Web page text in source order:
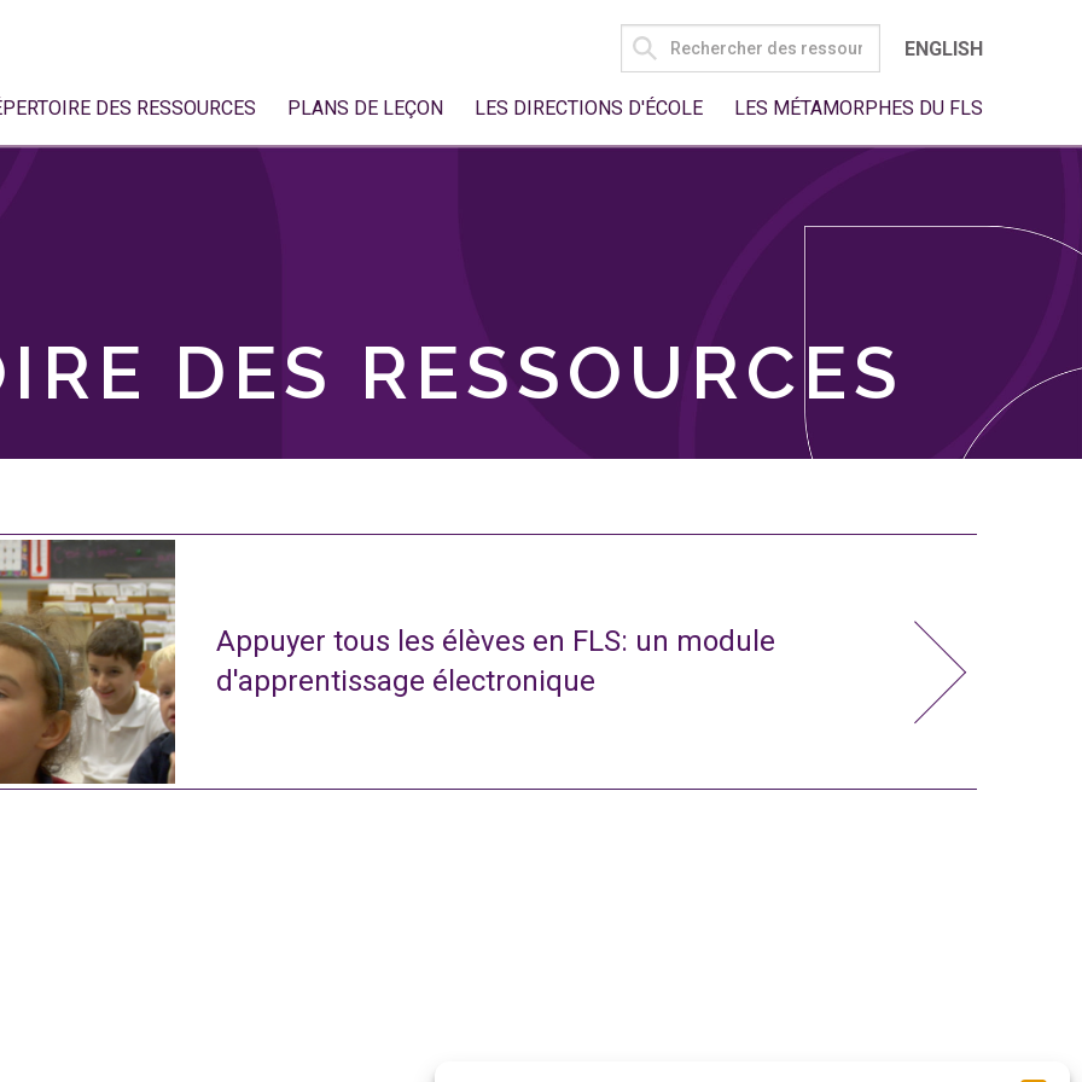
SEARCH
FOR:
ENGLISH
DES RESSOURCES PLANS DE LEÇON LES DIRECTIONS D'ÉCOLE LES MÉTAMORPHES DU FLS
DES RESSOURCES
Appuyer tous les élèves en FLS: un module
d'apprentissage électronique